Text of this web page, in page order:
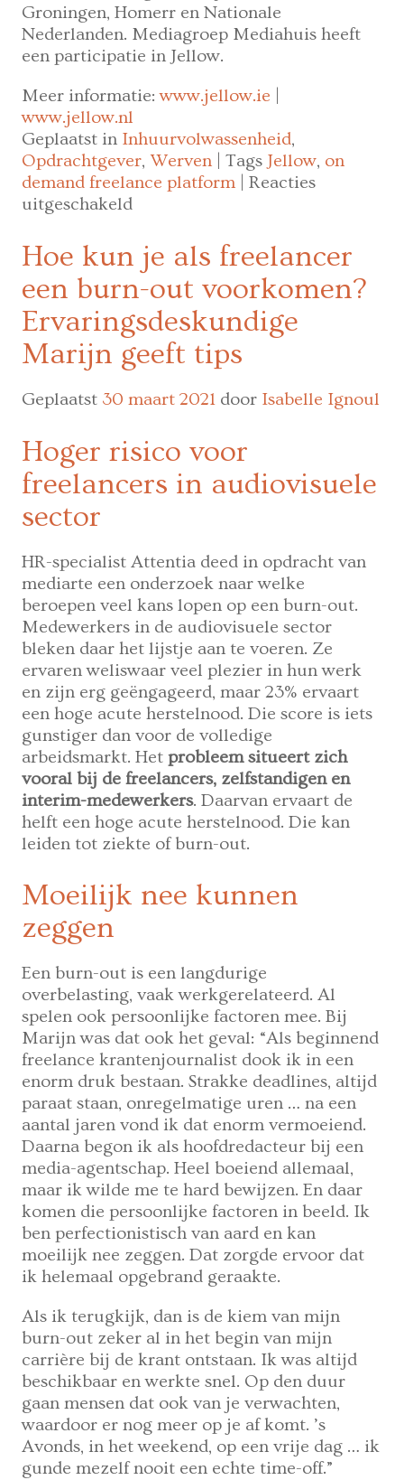
Groningen, Homerr en Nationale
Nederlanden. Mediagroep Mediahuis heeft
een participatie in Jellow.
Meer informatie:www.jellow.ie
www.jellow.nl
Geplaatst in Inhuurvolwassenheid,
Opdrachtgever,Werven Tags Jellow, on
demand freelance platform
Reacties
uitgeschakeldvoor
breidt
verder
uit
naar
Ierland
Hoe kun je als freelancer
een burn-out voorkomen?
Ervaringsdeskundige
Marijn geeft tips
Geplaatst 30 maart 2021 door Isabelle Ignoul
Hoger risico voor
freelancers in audiovisuele
sector
HR-specialist Attentia deed in opdracht van
mediarte een onderzoek naar welke
beroepen veel kans lopen op een burn-out.
Medewerkers in de audiovisuele sector
bleken daar het lijstje aan te voeren. Ze
ervaren weliswaar veel plezier in hun werk
en zijn erg geëngageerd, maar 23% ervaart
een hoge acute herstelnood. Die score is iets
gunstiger dan voor de volledige
arbeidsmarkt. Hetprobleem situeert zich
vooral bij de freelancers, zelfstandigen en
interim-medewerkers. Daarvan ervaart de
helft een hoge acute herstelnood. Die kan
leiden tot ziekte of burn-out.
Moeilijk nee kunnen
zeggen
Een burn-out is een langdurige
overbelasting, vaak werkgerelateerd. Al
spelen ook persoonlijke factoren mee. Bij
Marijn was dat ook het geval: “Als beginnend
freelance krantenjournalist dook ik in een
enorm druk bestaan. Strakke deadlines, altijd
paraat staan, onregelmatige uren … na een
aantal jaren vond ik dat enorm vermoeiend.
Daarna begon ik als hoofdredacteur bij een
media-agentschap. Heel boeiend allemaal,
maar ik wilde me te hard bewijzen. En daar
komen die persoonlijke factoren in beeld. Ik
ben perfectionistisch van aard en kan
moeilijk nee zeggen. Dat zorgde ervoor dat
ik helemaal opgebrand geraakte.
Als ik terugkijk, dan is de kiem van mijn
burn-out zeker al in het begin van mijn
carrière bij de krant ontstaan. Ik was altijd
beschikbaar en werkte snel. Op den duur
gaan mensen dat ook van je verwachten,
waardoor er nog meer op je af komt. ’s
Avonds, in het weekend, op een vrije dag … ik
gunde mezelf nooit een echte time-off.”